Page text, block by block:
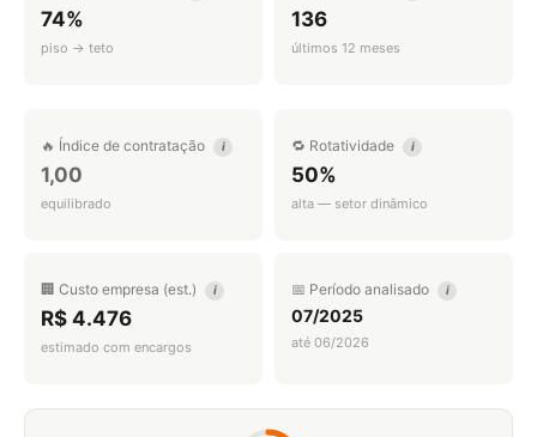
74%
piso → teto
136
últimos 12 meses
🔥 Índice de contratação i
1,00
equilibrado
🔁 Rotatividade i
50%
alta — setor dinâmico
🏢 Custo empresa (est.) i
R$ 4.476
estimado com encargos
📅 Período analisado i
07/2025
até 06/2026